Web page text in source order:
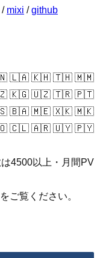
/ mixi /github
🇱🇦 🇰🇭 🇹🇭 🇲🇲
🇰🇬 🇺🇿 🇹🇷 🇵🇹
🇧🇦 🇲🇪 🇽🇰 🇲🇰
🇨🇱 🇦🇷 🇺🇾 🇵🇾
4500以上・月間PV
ご覧ください。